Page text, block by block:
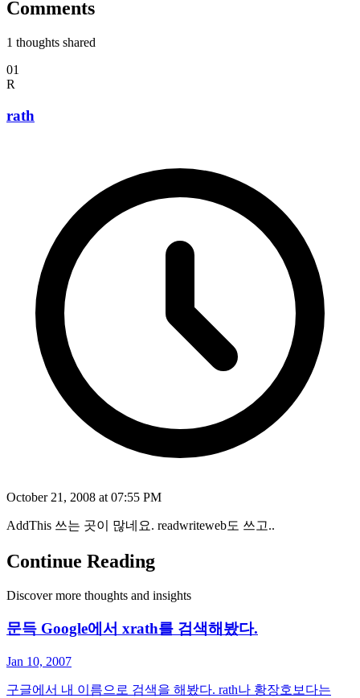
Comments
1 thoughts shared
01
R
rath
October 21, 2008 at 07:55 PM
AddThis 쓰는 곳이 많네요. readwriteweb도 쓰고..
Continue Reading
Discover more thoughts and insights
문득 Google에서 xrath를 검색해봤다.
Jan 10, 2007
구글에서 내 이름으로 검색을 해봤다. rath나 황장호보다는